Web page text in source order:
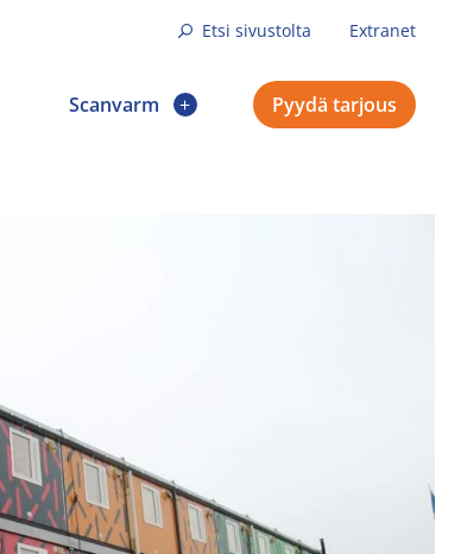
Etsi sivustolta Extranet
Scanvarm Pyydä tarjous